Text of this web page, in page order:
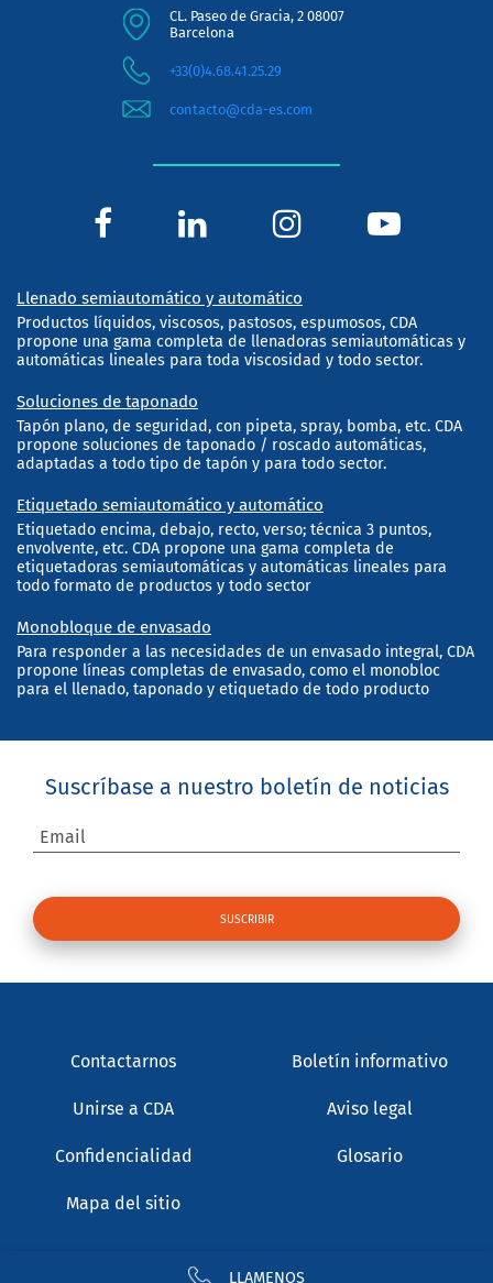
LLAMENOS
CL. Paseo de Gracia, 2 08007
Barcelona
+33(0)4.68.41.25.29
contacto@cda-es.com
Llenado semiautomático y automático
Productos líquidos, viscosos, pastosos, espumosos, CDA
propone una gama completa de llenadoras semiautomáticas y
automáticas lineales para toda viscosidad y todo sector.
Soluciones de taponado
Tapón plano, de seguridad, con pipeta, spray, bomba, etc. CDA
propone soluciones de taponado / roscado automáticas,
adaptadas a todo tipo de tapón y para todo sector.
Etiquetado semiautomático y automático
Etiquetado encima, debajo, recto, verso; técnica 3 puntos,
envolvente, etc. CDA propone una gama completa de
etiquetadoras semiautomáticas y automáticas lineales para
todo formato de productos y todo sector
Monobloque de envasado
Para responder a las necesidades de un envasado integral, CDA
propone líneas completas de envasado, como el monobloc
para el llenado, taponado y etiquetado de todo producto
Suscríbase a nuestro boletín de noticias
Email
Contactarnos Boletín informativo
Unirse a CDA Aviso legal
Confidencialidad Glosario
Mapa del sitio